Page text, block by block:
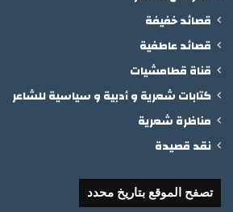
قصائد خفيفة
قصائد عاطفية
قناة قطامشيات
كتابات شعرية و أدبية و سياسية للشاعر
مناظرة شعرية
نقد قصيدة
تصفح الموقع بتاريخ محدد